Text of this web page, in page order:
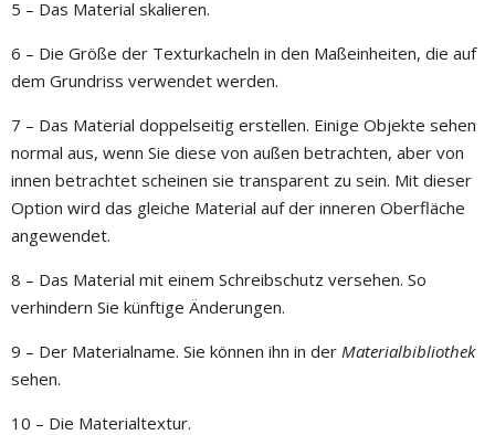
5 – Das Material skalieren.
6 – Die Größe der Texturkacheln in den Maßeinheiten, die auf
dem Grundriss verwendet werden.
7 – Das Material doppelseitig erstellen. Einige Objekte sehen
normal aus, wenn Sie diese von außen betrachten, aber von
innen betrachtet scheinen sie transparent zu sein. Mit dieser
Option wird das gleiche Material auf der inneren Oberfläche
angewendet.
8 – Das Material mit einem Schreibschutz versehen. So
verhindern Sie künftige Änderungen.
9 – Der Materialname. Sie können ihn in der Materialbibliothek
sehen.
10 – Die Materialtextur.